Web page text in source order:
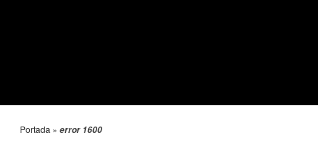
Portada » error 1600